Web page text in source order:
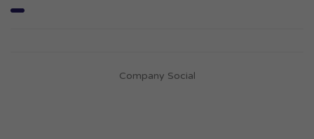
Company Social